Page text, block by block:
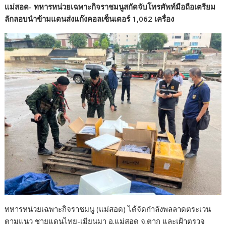
แม่สอด- ทหารหน่วยเฉพาะกิจราชมนูสกัดจับโทรศัพท์มือถือเตรียม
ลักลอบนำข้ามแดนส่งแก๊งคอลเซ็นเตอร์ 1,062 เครื่อง
ทหารหน่วยเฉพาะกิจราชมนู (แม่สอด) ได้จัดกำลังพลลาดตระเวน
ตามแนว ชายแดนไทย-เมียนมา อ.แม่สอด จ.ตาก และเฝ้าตรวจ